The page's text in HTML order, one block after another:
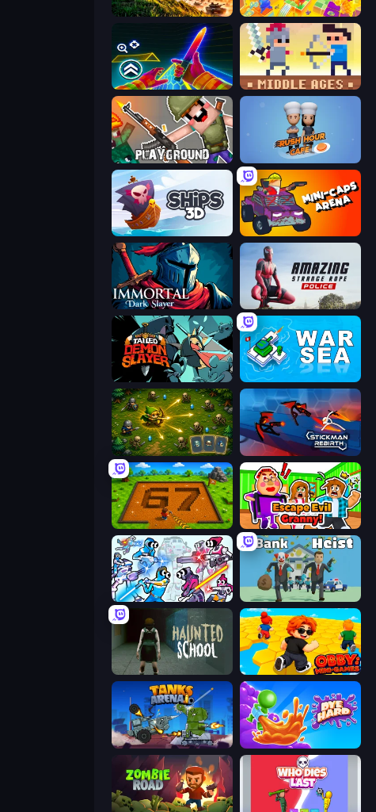
Artillery Vs Tanks Crazy Guys
Surf GO Parkour Castle Wars: Middle Ages
Playground Rush Hour Cafe
Ships 3D Mini-Caps: Arena
Immortal: Dark Slayer Amazing Strange Rope Police
Tailed Demon Slayer War Sea
Tiny Ranger Stickman Rebirth
Obby: Dig Brainrots Escape Evil Granny!
Space Wars Battleground Bank Heist
Haunted School Obby: Mini-Games
Tanks Arena io: Craft & Combat Dye Hard